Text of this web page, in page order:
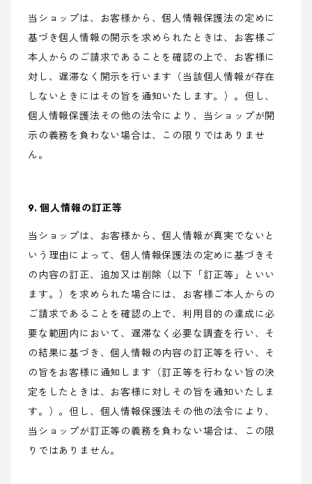
当ショップは、お客様から、個人情報保護法の定めに
基づき個人情報の開示を求められたときは、お客様ご
本人からのご請求であることを確認の上で、お客様に
対し、遅滞なく開示を行います（当該個人情報が存在
しないときにはその旨を通知いたします。）。但し、
個人情報保護法その他の法令により、当ショップが開
示の義務を負わない場合は、この限りではありませ
ん。
9. 個人情報の訂正等
当ショップは、お客様から、個人情報が真実でないと
いう理由によって、個人情報保護法の定めに基づきそ
の内容の訂正、追加又は削除（以下「訂正等」といい
ます。）を求められた場合には、お客様ご本人からの
ご請求であることを確認の上で、利用目的の達成に必
要な範囲内において、遅滞なく必要な調査を行い、そ
の結果に基づき、個人情報の内容の訂正等を行い、そ
の旨をお客様に通知します（訂正等を行わない旨の決
定をしたときは、お客様に対しその旨を通知いたしま
す。）。但し、個人情報保護法その他の法令により、
当ショップが訂正等の義務を負わない場合は、この限
りではありません。